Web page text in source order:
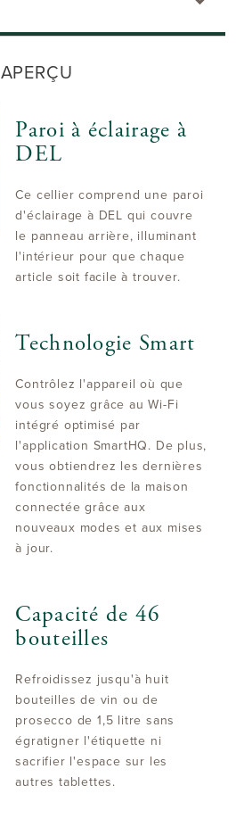
APERÇU
Paroi à éclairage à
DEL
Ce cellier comprend une paroi
d'éclairage à DEL qui couvre
le panneau arrière, illuminant
l'intérieur pour que chaque
article soit facile à trouver.
Technologie Smart
Contrôlez l'appareil où que
vous soyez grâce au Wi-Fi
intégré optimisé par
l'application SmartHQ. De plus,
vous obtiendrez les dernières
fonctionnalités de la maison
connectée grâce aux
nouveaux modes et aux mises
à jour.
Capacité de 46
bouteilles
Refroidissez jusqu'à huit
bouteilles de vin ou de
prosecco de 1,5 litre sans
égratigner l'étiquette ni
sacrifier l'espace sur les
autres tablettes.